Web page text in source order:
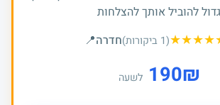
גדול להוביל אותך להצלחות
(1 ביקורות)★★★★ חדרה📍
₪
190 לשעה